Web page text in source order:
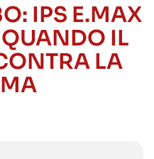
IPS E.MAX
IL
LA